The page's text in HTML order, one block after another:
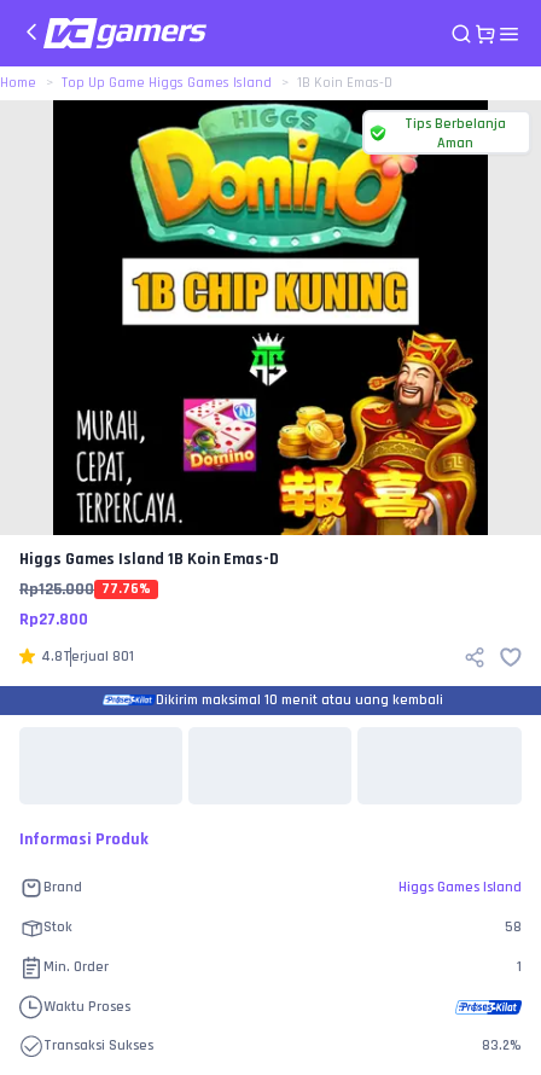
Home Top Up Game Higgs Games Island 1B Koin Emas-D
Tips Berbelanja
Aman
Higgs Games Island 1B Koin Emas-D
Rp125.000 77.76%
Rp27.800
4.8Terjual 801
Dikirim maksimal 10 menit atau uang kembali
Informasi Produk
Brand Higgs Games Island
Stok 58
Min. Order 1
Waktu Proses
Transaksi Sukses 83.2%